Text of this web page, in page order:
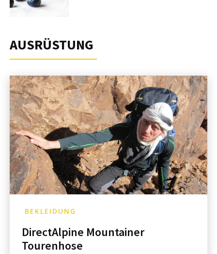
AUSRÜSTUNG
BEKLEIDUNG
DirectAlpine Mountainer
Tourenhose